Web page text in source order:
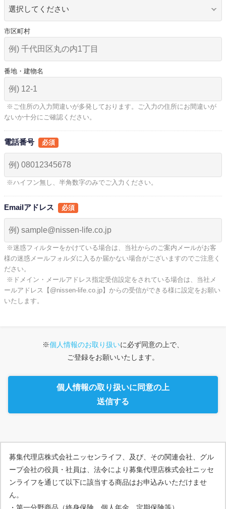
市区町村
番地・建物名
※ご住所の入力間違いが多発しております。ご入力の住所にお間違いが
ないか十分にご確認ください。
電話番号
※ハイフン無し、半角数字のみでご入力ください。
Emailアドレス
※迷惑フィルターをかけている場合は、当社からのご案内メールがお客
様の迷惑メールフォルダに入るか届かない場合がございますのでご注意く
ださい。
※ドメイン・メールアドレス指定受信設定をされている場合は、当社メ
ールアドレス【@nissen-life.co.jp】からの受信ができる様に設定をお願い
いたします。
※個人情報のお取り扱いに必ず同意の上で、
ご登録をお願いいたします。
個人情報の取り扱いに同意の上
送信する
募集代理店株式会社ニッセンライフ、及び、その関連会社、グル
ープ会社の役員・社員は、法令により募集代理店株式会社ニッセ
ンライフを通じて以下に該当する商品はお申込みいただけませ
ん。
・第一分野商品（終身保険、個人年金、定期保険等）